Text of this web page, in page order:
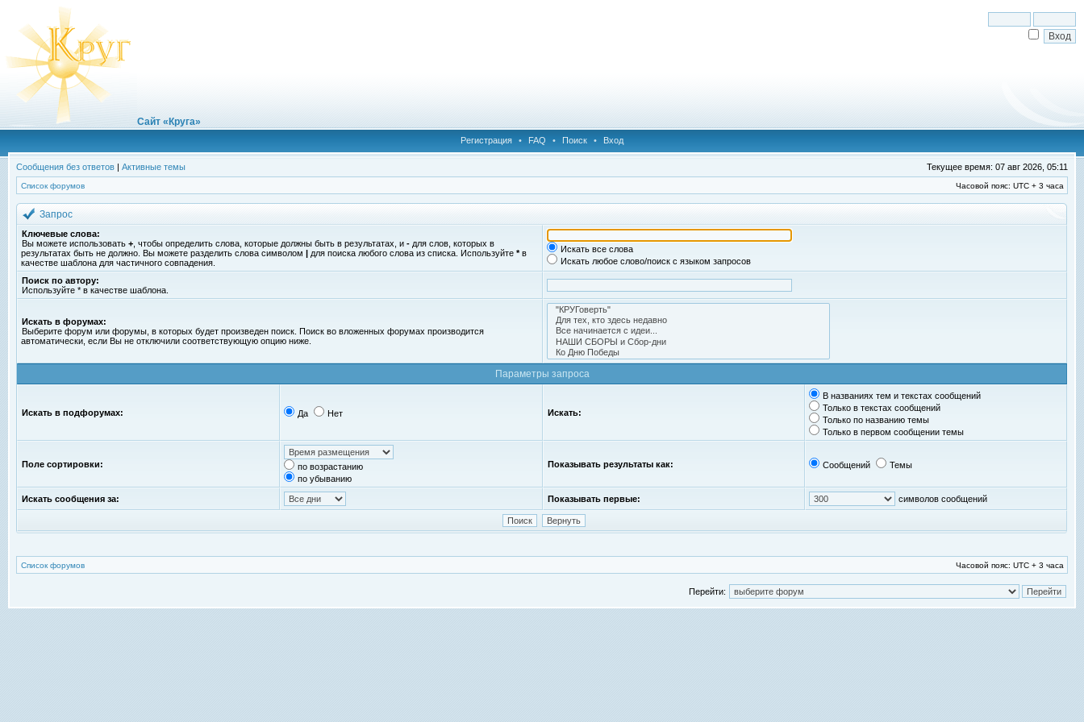
Сайт «Круга»
Регистрация • FAQ • Поиск • Вход
Сообщения без ответов | Активные темы Текущее время: 07 авг 2026, 05:11
Список форумов Часовой пояс: UTC + 3 часа
Запрос
Ключевые слова:
Вы можете использовать + , чтобы определить слова, которые должны быть в результатах, и - для слов, которых в
результатах быть не должно. Вы можете разделить слова символом | для поиска любого слова из списка. Используйте *в
качестве шаблона для частичного совпадения.
Искать все слова
Искать любое слово/поиск с языком запросов
Поиск по автору:
Используйте * в качестве шаблона.
Искать в форумах:
Выберите форум или форумы, в которых будет произведен поиск. Поиск во вложенных форумах производится
автоматически, если Вы не отключили соответствующую опцию ниже.
Параметры запроса
Искать в подфорумах: Да Нет Искать:
В названиях тем и текстах сообщений
Только в текстах сообщений
Только по названию темы
Только в первом сообщении темы
Поле сортировки:
по возрастанию
по убыванию
Показывать результаты как: Сообщений Темы
Искать сообщения за: Показывать первые: символов сообщений
Список форумов Часовой пояс: UTC + 3 часа
Перейти: